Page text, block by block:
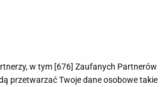
w tym [676] Zaufanych Partnerów
przetwarzać Twoje dane osobowe takie